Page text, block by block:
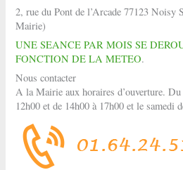
2, rue du Pont de l’Arcade 77123 Noisy
Mairie)
UNE SEANCE PAR MOIS SE
FONCTION DE LA METEO.
Nous contacter
A la Mairie aux horaires d’ouverture.
12h00 et de 14h00 à 17h00 et le samedi